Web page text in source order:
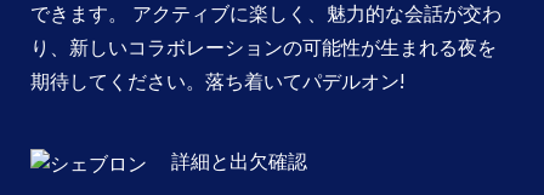
できます。 アクティブに楽しく、魅力的な会話が交わ
り、新しいコラボレーションの可能性が生まれる夜を
期待してください。落ち着いてパデルオン!
詳細と出欠確認